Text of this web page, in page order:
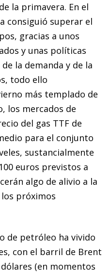
la primavera. En el
consiguió superar el
gracias a unos
y unas políticas
la demanda y de la
todo ello
más templado de
los mercados de
del gas TTF de
para el conjunto
sustancialmente
euros previstos a
algo de alivio a la
próximos
de petróleo ha vivido
con el barril de Brent
(en momentos